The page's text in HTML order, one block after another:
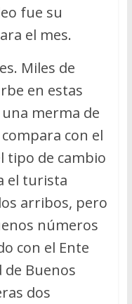
fue su
el mes.
Miles de
en estas
merma de
con el
tipo de cambio
el turista
arribos, pero
números
con el Ente
de Buenos
dos